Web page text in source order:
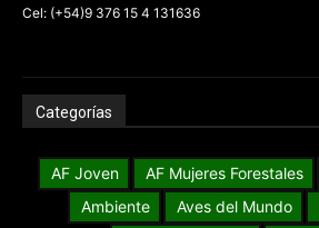
Cel: (+54)9 376 15 4 131636
Categorías
AF Joven AF Mujeres Forestales
Ambiente
Aves del Mundo